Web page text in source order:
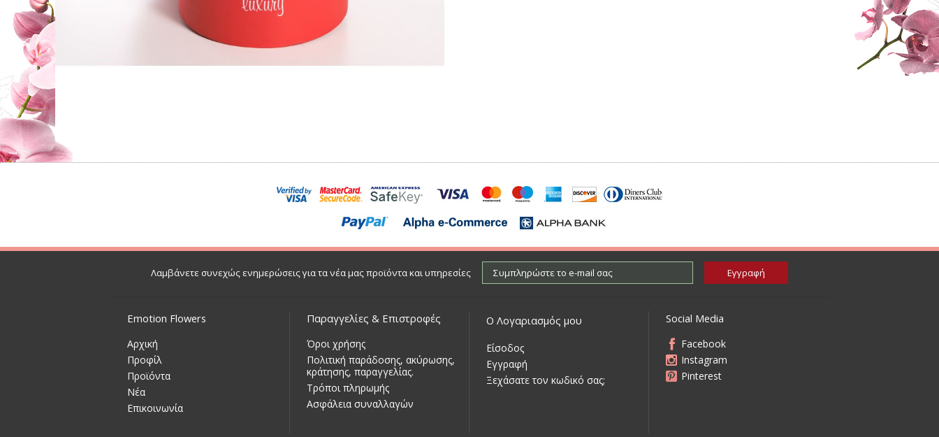
Λαμβάνετε συνεχώς ενημερώσεις για τα νέα μας προϊόντα και υπηρεσίες
Emotion Flowers
Αρχική
Προφίλ
Προϊόντα
Νέα
Επικοινωνία
Παραγγελίες & Επιστροφές
Όροι χρήσης
Πολιτική παράδοσης, ακύρωσης,
κράτησης, παραγγελίας.
Τρόποι πληρωμής
Ασφάλεια συναλλαγών
Ο Λογαριασμός μου
Είσοδος
Εγγραφή
Ξεχάσατε τον κωδικό σας;
Social Media
Facebook
Instagram
Pinterest